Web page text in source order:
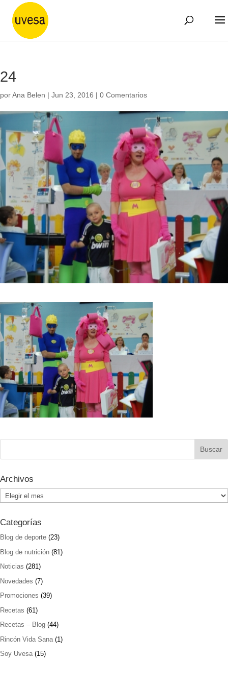
24
porAna Belen | Jun 23, 2016 | 0 Comentarios
Archivos
Archivos
Categorías
Blog de deporte (23)
Blog de nutrición (81)
Noticias (281)
Novedades (7)
Promociones (39)
Recetas (61)
Recetas – Blog (44)
Rincón Vida Sana (1)
Soy Uvesa(15)